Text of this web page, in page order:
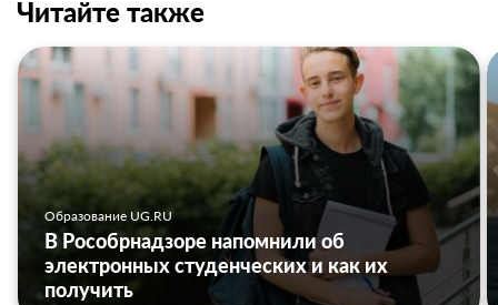
Читайте также
Образование UG.RU
В Рособрнадзоре напомнили об
электронных студенческих и как их
получить